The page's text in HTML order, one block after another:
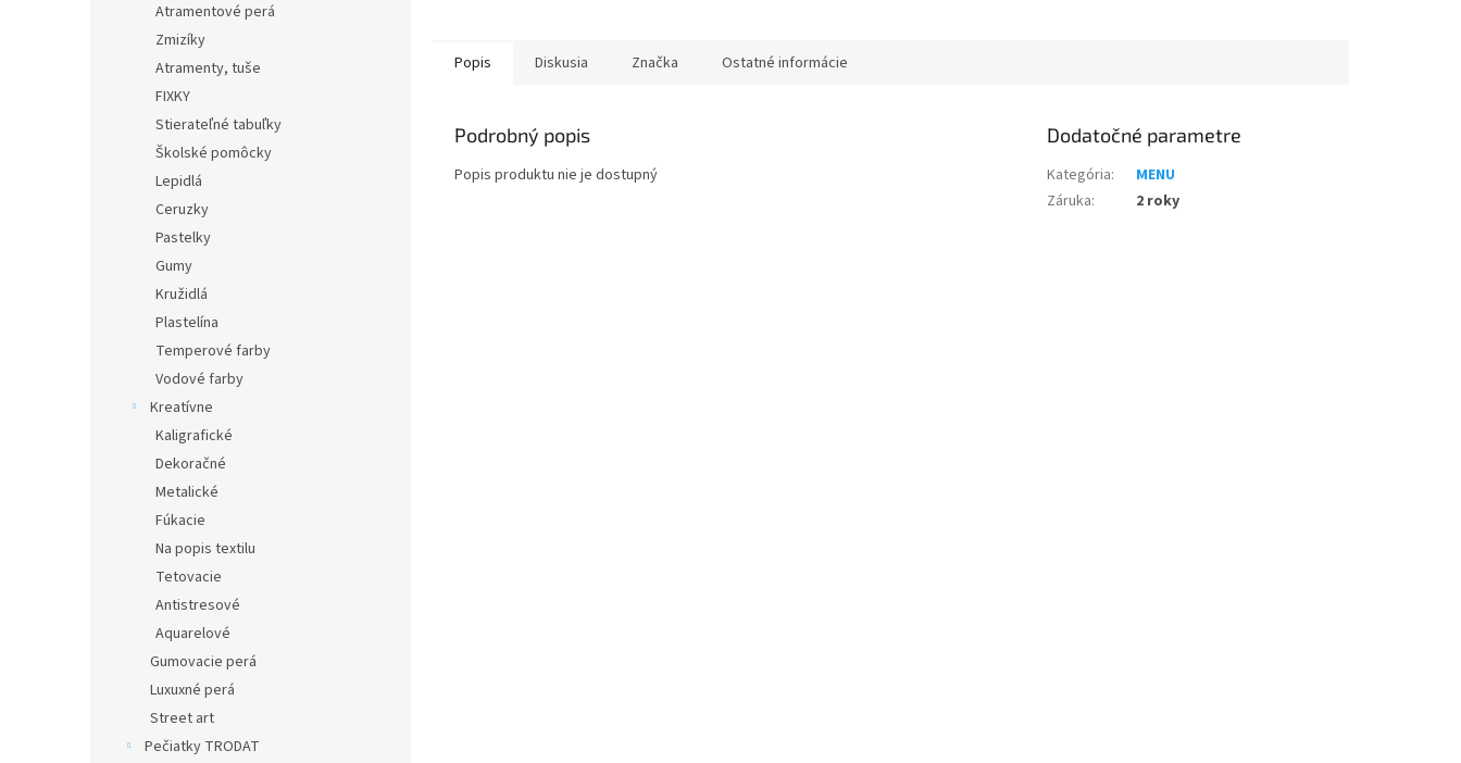
Atramentové perá
Zmizíky
Atramenty, tuše
FIXKY
Stierateľné tabuľky
Školské pomôcky
Lepidlá
Ceruzky
Pastelky
Gumy
Kružidlá
Plastelína
Temperové farby
Vodové farby
Kreatívne
Kaligrafické
Dekoračné
Metalické
Fúkacie
Na popis textilu
Tetovacie
Antistresové
Aquarelové
Gumovacie perá
Luxuxné perá
Street art
Pečiatky TRODAT
Popis Diskusia Značka Ostatné informácie
Podrobný popis
Popis produktu nie je dostupný
Dodatočné parametre
Kategória:
MENU
Záruka: 2 roky